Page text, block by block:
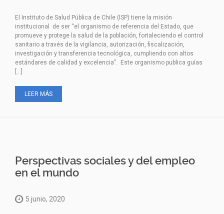
El Instituto de Salud Pública de Chile (ISP) tiene la misión
institucional de ser “el organismo de referencia del Estado, que
promueve y protege la salud de la población, fortaleciendo el control
sanitario a través de la vigilancia, autorización, fiscalización,
investigación y transferencia tecnológica, cumpliendo con altos
estándares de calidad y excelencia”. Este organismo publica guías
[…]
LEER MÁS
Perspectivas sociales y del empleo
en el mundo
5 junio, 2020